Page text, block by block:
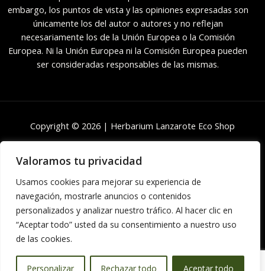
Valoramos tu privacidad
Usamos cookies para mejorar su experiencia de
navegación, mostrarle anuncios o contenidos
personalizados y analizar nuestro tráfico. Al hacer clic en
“Aceptar todo” usted da su consentimiento a nuestro uso
de las cookies.
Personalizar Rechazar todo Aceptar todo
embargo, los puntos de vista y las opiniones expresadas son
únicamente los del autor o autores y no reflejan
necesariamente los de la Unión Europea o la Comisión
Europea. Ni la Unión Europea ni la Comisión Europea pueden
ser consideradas responsables de las mismas.
Copyright © 2026 | Herbarium Lanzarote Eco Shop